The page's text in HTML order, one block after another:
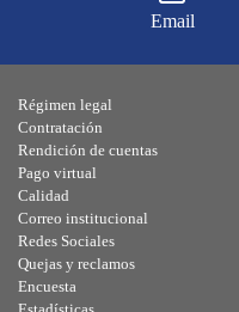
Email
Régimen legal
Contratación
Rendición de cuentas
Pago virtual
Calidad
Correo institucional
Redes Sociales
Quejas y reclamos
Encuesta